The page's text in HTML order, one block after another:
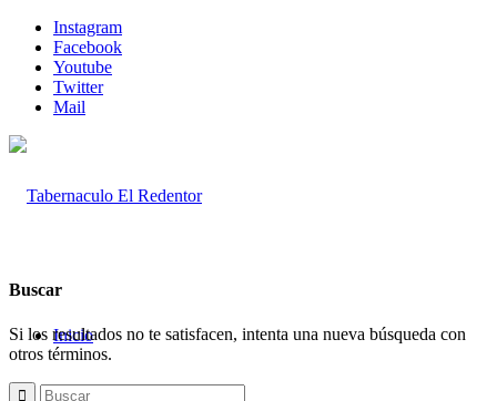
Instagram
Facebook
Youtube
Twitter
Mail
Inicio
Buscar
Si los resultados no te satisfacen, intenta una nueva búsqueda con
otros términos.